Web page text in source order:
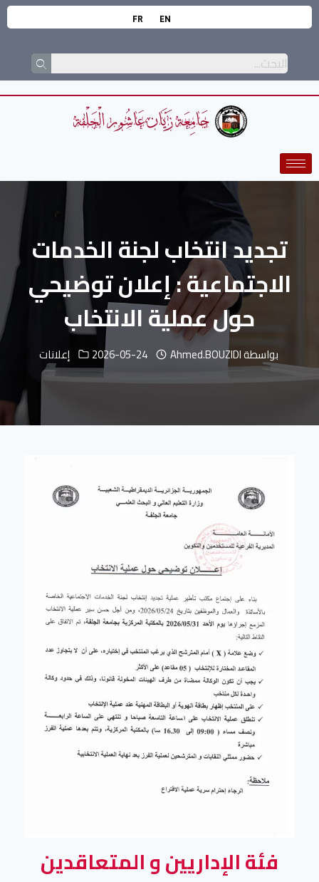
EN
FR
تجديد انتخاب لجنة الخدمات
الاجتماعية : إعلان توضيحي
حول عملية الانتخاب
بواسطةAhmed.BOUZIDI
2026-05-24 إعلانات
فئة الإداريين و المتعاقدين